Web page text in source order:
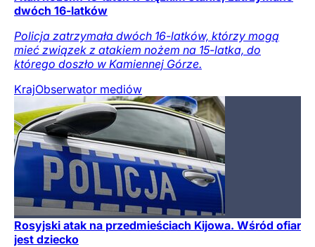
dwóch 16-latków
Policja zatrzymała dwóch 16-latków, którzy mogą
mieć związek z atakiem nożem na 15-latka, do
którego doszło w Kamiennej Górze.
KrajObserwator mediów
Rosyjski atak na przedmieściach Kijowa. Wśród ofiar
jest dziecko